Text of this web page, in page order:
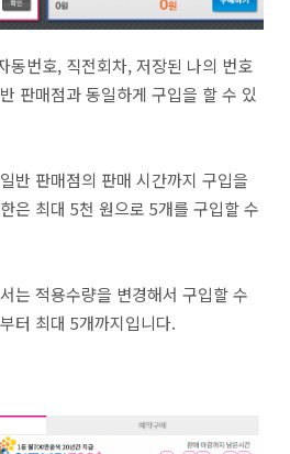
동번호, 직전회차, 저장된 나의 번호
판매점과 동일하게 구입을 할 수 있
반 판매점의 판매 시간까지 구입을
은 최대 5천 원으로 5개를 구입할 수
는 적용수량을 변경해서 구입할 수
터 최대 5개까지입니다.